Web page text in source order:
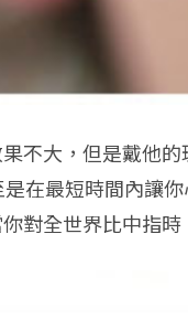
不大，但是戴他
在最短時間內讓
對全世界比中指